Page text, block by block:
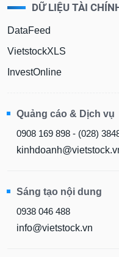
DỮ LIỆU TÀI
DataFeed
VietstockXLS
InvestOnline
Quảng cáo & Dịch vụ
0908 169 898 - (028)
Sáng tạo nội dung
0938 046 488
info@vietstock.vn